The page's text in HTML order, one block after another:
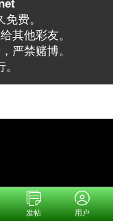
费。
其他彩友。
严禁赌博。
发帖 用户